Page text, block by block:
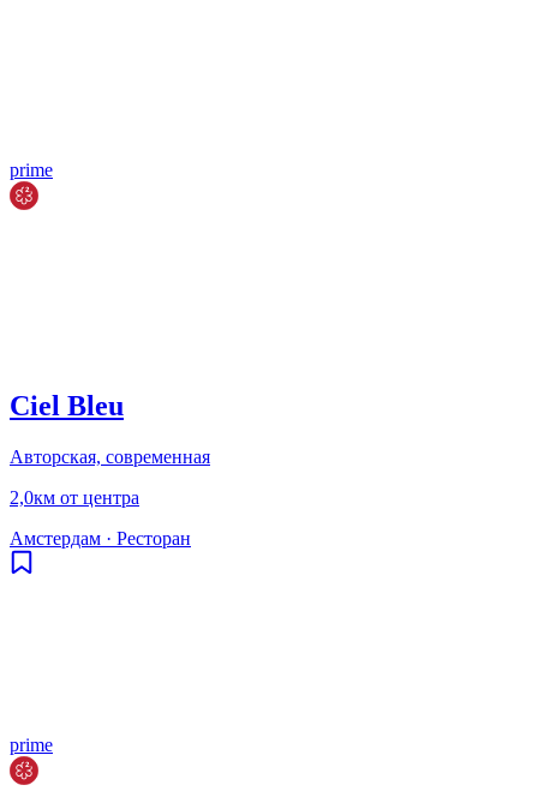
prime
Ciel Bleu
Авторская, современная
2,0км от центра
Амстердам · Ресторан
prime